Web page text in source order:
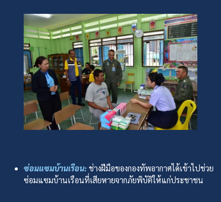
ซ่อมแซมบ้านเรือน: ช่างฝีมือของกองทัพอากาศได้เข้าไปช่วย
ซ่อมแซมบ้านเรือนที่เสียหายจากภัยพิบัติให้แก่ประชาชน